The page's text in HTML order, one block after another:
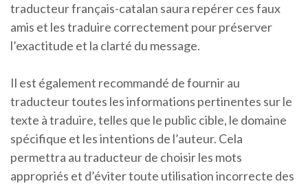
traducteur français-catalan saura repérer ces faux
amis et les traduire correctement pour préserver
l’exactitude et la clarté du message.
Il est également recommandé de fournir au
traducteur toutes les informations pertinentes sur le
texte à traduire, telles que le public cible, le domaine
spécifique et les intentions de l’auteur. Cela
permettra au traducteur de choisir les mots
appropriés et d’éviter toute utilisation incorrecte des